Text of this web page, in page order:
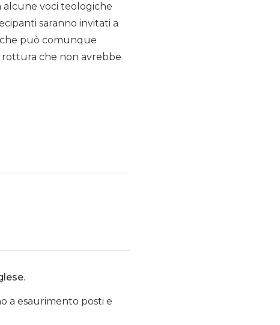
alcune voci teologiche
saranno invitati a
che può comunque
rottura che non avrebbe
.
a esaurimento posti e